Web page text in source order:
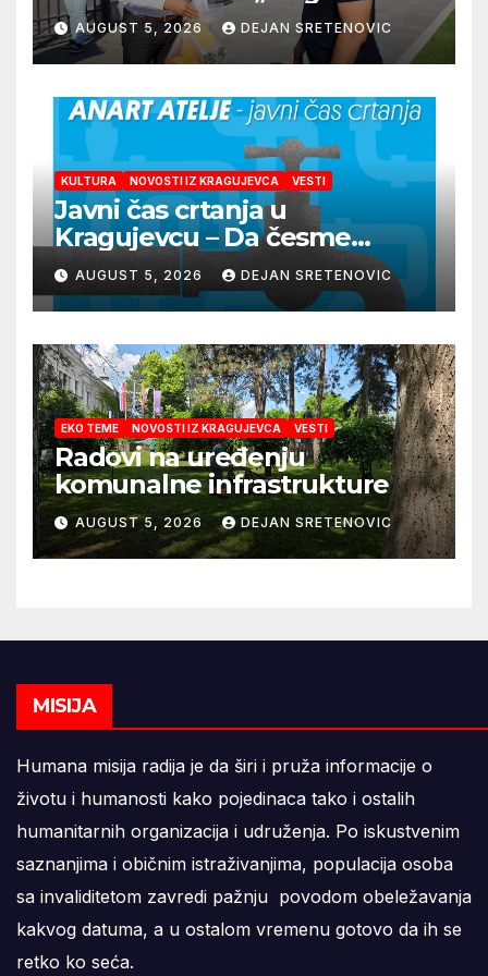
AUGUST 5, 2026 DEJAN SRETENOVIC
KULTURA NOVOSTI IZ KRAGUJEVCA VESTI
Javni čas crtanja u
Kragujevcu – Da česme
zažive
AUGUST 5, 2026 DEJAN SRETENOVIC
EKO TEME NOVOSTI IZ KRAGUJEVCA VESTI
Radovi na uređenju
komunalne infrastrukture
AUGUST 5, 2026 DEJAN SRETENOVIC
MISIJA
Humana misija radija je da širi i pruža informacije o
životu i humanosti kako pojedinaca tako i ostalih
humanitarnih organizacija i udruženja. Po iskustvenim
saznanjima i običnim istraživanjima, populacija osoba
sa invaliditetom zavredi pažnju povodom obeležavanja
kakvog datuma, a u ostalom vremenu gotovo da ih se
retko ko seća.